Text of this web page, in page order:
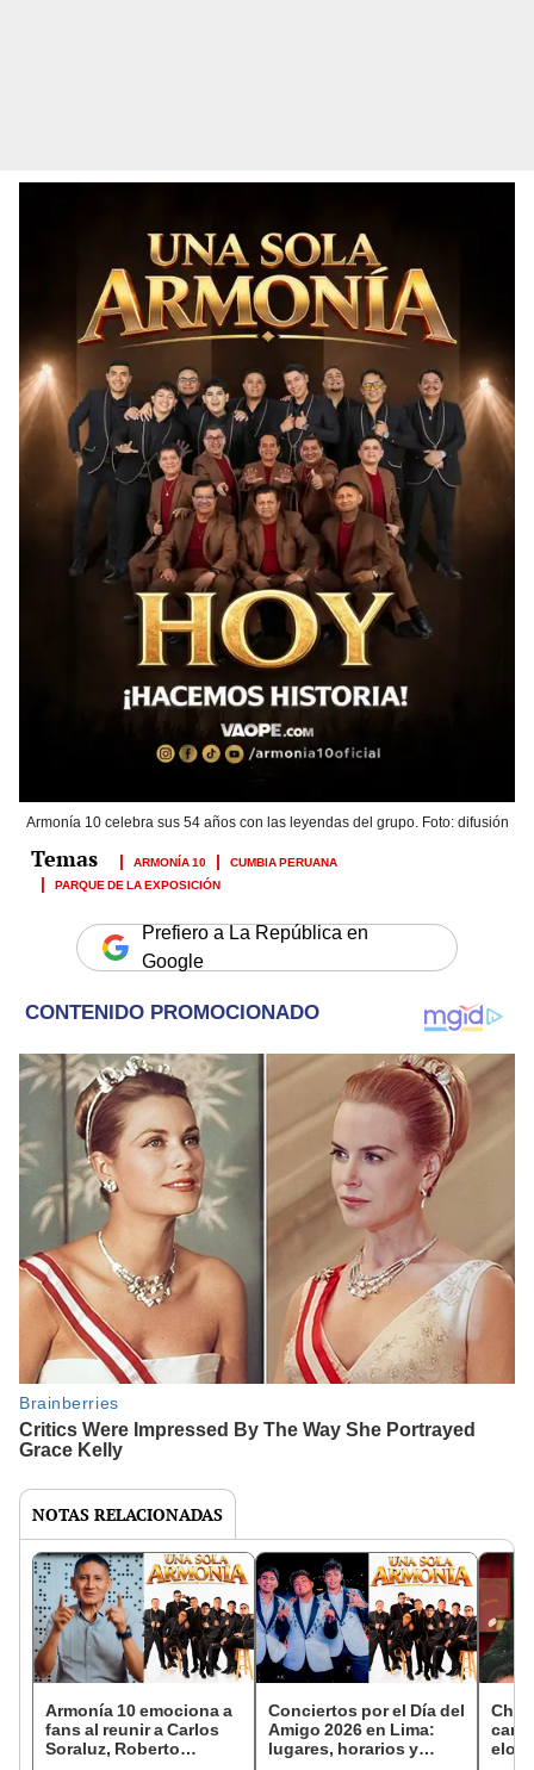
Armonía 10 celebra sus 54 años con las leyendas del grupo. Foto: difusión
ARMONÍA 10
CUMBIA PERUANA
PARQUE DE LA EXPOSICIÓN
Prefiero a La República en
Google
NOTAS RELACIONADAS
Armonía 10 emociona a
fans al reunir a Carlos
Soraluz, Roberto
Conciertos por el Día del
Amigo 2026 en Lima:
lugares, horarios y